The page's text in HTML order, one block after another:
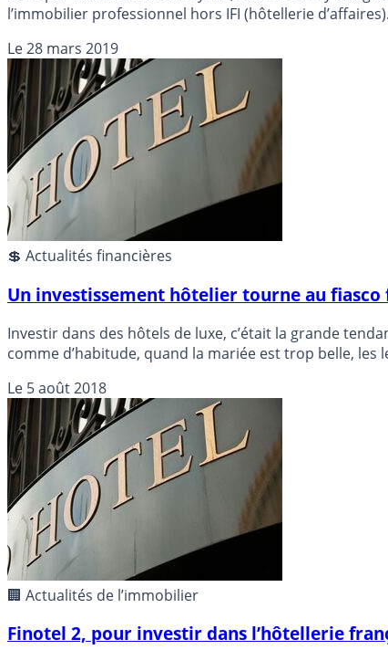
l’immobilier professionnel hors IFI (hôtellerie d’affaires).
Le28 mars 2019
💲 Actualités financières
Un investissement hôtelier tourne au
Investir dans des hôtels de luxe, c’était la grande
comme d’habitude, quand la mariée est trop belle,
Le 5 août 2018
🏢 Actualités de l’immobilier
Finotel 2, pour investir dans l’hôtellerie